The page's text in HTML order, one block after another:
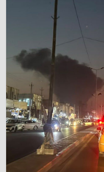
الخليج لا يملك بديلاً عن